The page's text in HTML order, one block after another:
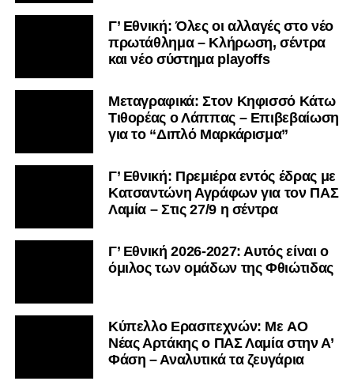
Γ’ Εθνική: Όλες οι αλλαγές στο νέο
πρωτάθλημα – Κλήρωση, σέντρα
και νέο σύστημα playoffs
Μεταγραφικά: Στον Κηφισσό Κάτω
Τιθορέας ο Λάππας – Επιβεβαίωση
για το “Διπλό Μαρκάρισμα”
Γ’ Εθνική: Πρεμιέρα εντός έδρας με
Κατσαντώνη Αγράφων για τον ΠΑΣ
Λαμία – Στις 27/9 η σέντρα
Γ’ Εθνική 2026-2027: Αυτός είναι ο
όμιλος των ομάδων της Φθιώτιδας
Kύπελλο Ερασιτεχνών: Με AO
Nέας Αρτάκης ο ΠΑΣ Λαμία στην Α’
Φάση – Αναλυτικά τα ζευγάρια